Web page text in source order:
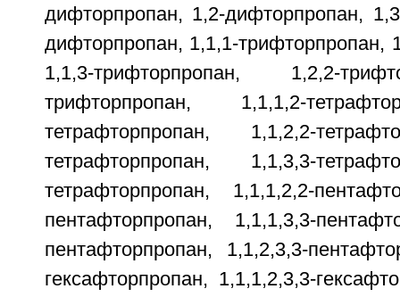
дифторпропан, 1,2-дифторпропан,
дифторпропан, 1,1,1-трифторпропан,
1,1,3-трифторпропан, 1,2,2-
трифторпропан, 1,1,1,2-
тетрафторпропан, 1,1,2,2-
тетрафторпропан, 1,1,3,3-
тетрафторпропан, 1,1,1,2,2-
пентафторпропан, 1,1,1,3,3-
пентафторпропан, 1,1,2,3,3-
гексафторпропан, 1,1,1,2,3,3-